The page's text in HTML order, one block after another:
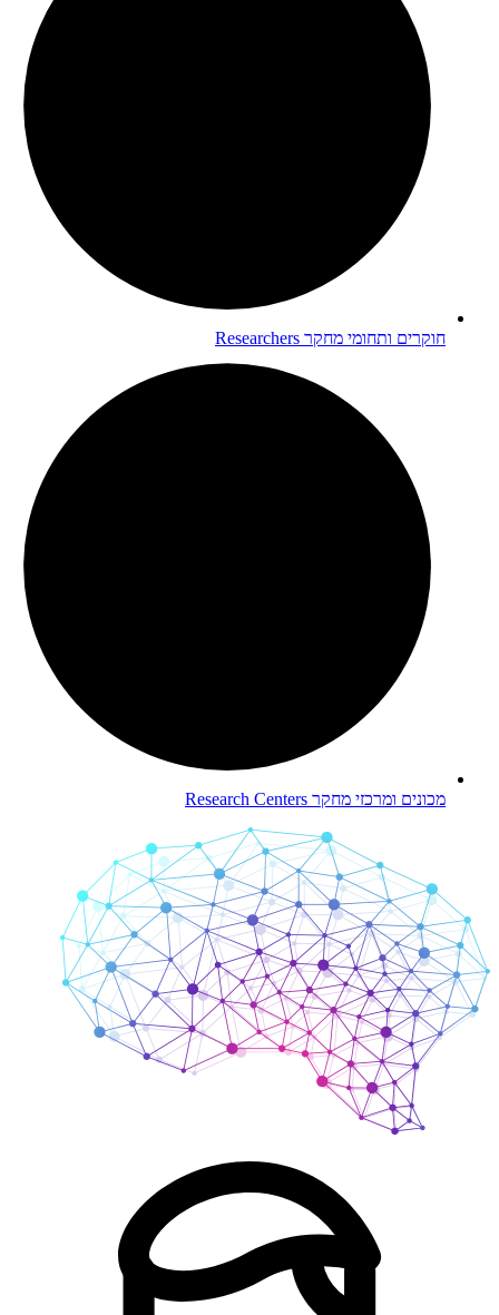
חוקרים ותחומי מחקר Researchers
מכונים ומרכזי מחקר Research Centers